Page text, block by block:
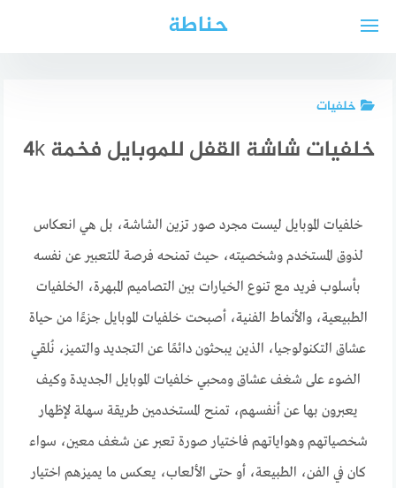
حناطة
خلفيات
خلفيات شاشة القفل للموبايل فخمة 4k
خلفيات الموبايل ليست مجرد صور تزين الشاشة، بل هي انعكاس
لذوق المستخدم وشخصيته، حيث تمنحه فرصة للتعبير عن نفسه
بأسلوب فريد مع تنوع الخيارات بين التصاميم المبهرة، الخلفيات
الطبيعية، والأنماط الفنية، أصبحت خلفيات الموبايل جزءًا من حياة
عشاق التكنولوجيا، الذين يبحثون دائمًا عن التجديد والتميز، نُلقي
الضوء على شغف عشاق ومحبي خلفيات الموبايل الجديدة وكيف
يعبرون بها عن أنفسهم، تمنح المستخدمين طريقة سهلة لإظهار
شخصياتهم وهواياتهم فاختيار صورة تعبر عن شغف معين، سواء
كان في الفن، الطبيعة، أو حتى الألعاب، يعكس ما يميزهم اختيار